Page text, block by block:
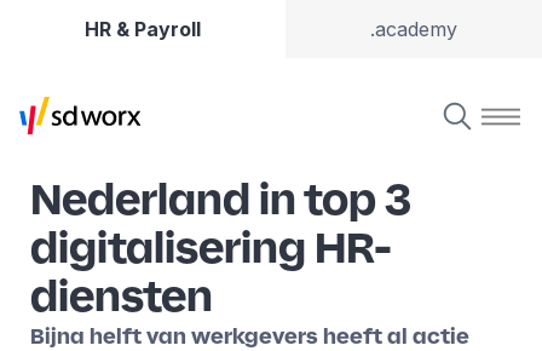
HR & Payroll .academy
Nederland in top 3
digitalisering HR-
diensten
Bijna helft van werkgevers heeft al actie